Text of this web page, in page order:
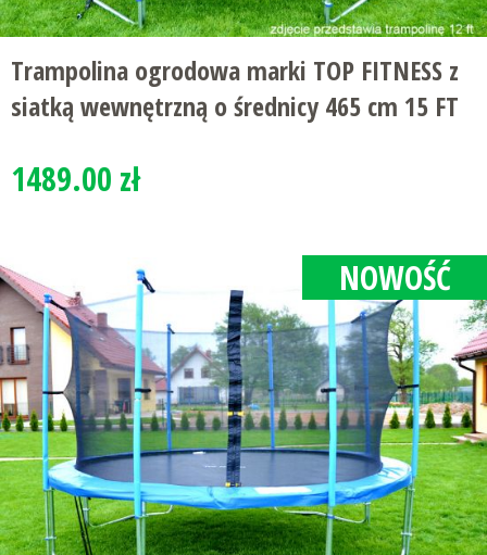
Trampolina ogrodowa marki TOP FITNESS z
siatką wewnętrzną o średnicy 465 cm 15 FT
1489.00 zł
NOWOŚĆ